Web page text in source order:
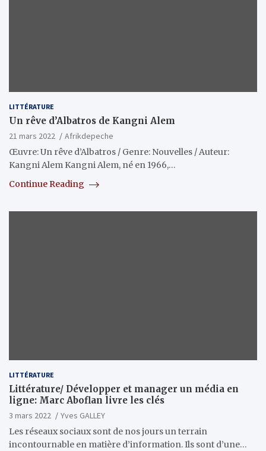
LITTÉRATURE
Un rêve d’Albatros de Kangni Alem
21 mars 2022
Afrikdepeche
Œuvre: Un rêve d’Albatros / Genre: Nouvelles / Auteur:
Kangni Alem Kangni Alem, né en 1966,…
Continue Reading
LITTÉRATURE
Littérature/ Développer et manager un média en
ligne: Marc Aboflan livre les clés
3 mars 2022
Yves GALLEY
Les réseaux sociaux sont de nos jours un terrain
incontournable en matière d’information. Ils sont d’une…